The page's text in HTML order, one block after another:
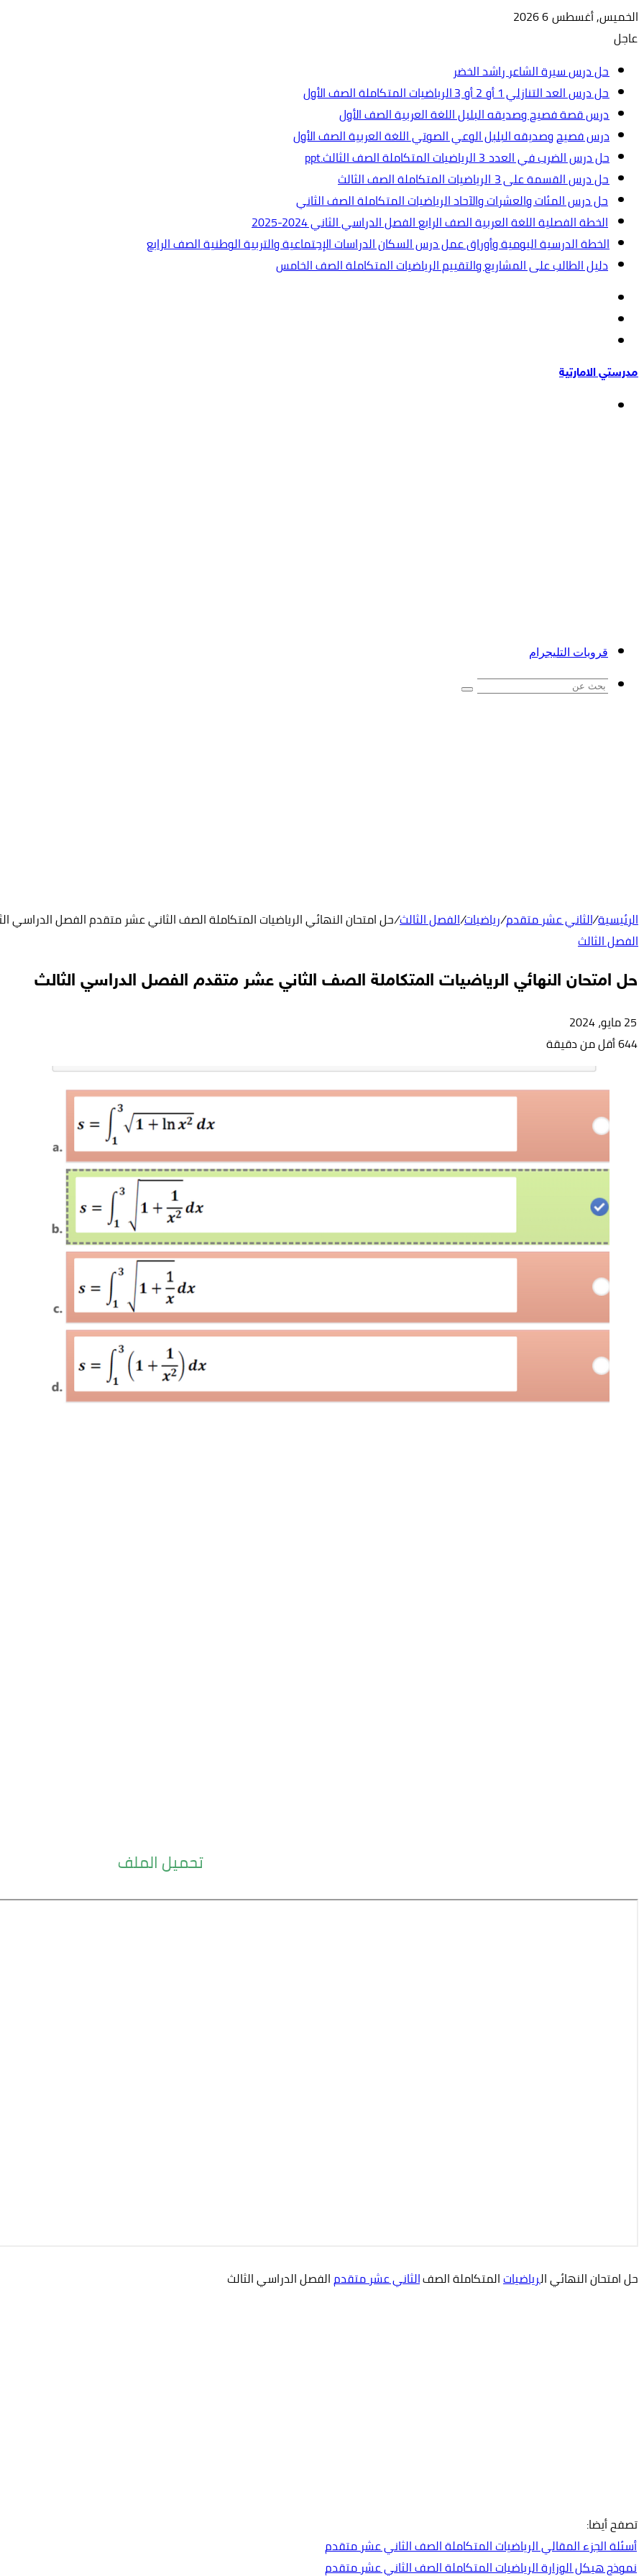
الخميس, أغسطس 6 2026
عاجل
حل درس سيرة الشاعر راشد الخضر
حل درس العد التنازلي 1 أو 2 أو 3 الرياضيات المتكاملة الصف الأول
درس قصة فصيح وصديقه البلبل اللغة العربية الصف الأول
درس فصيح وصديقه البلبل الوعي الصوتي اللغة العربية الصف الأول
حل درس الضرب في العدد 3 الرياضيات المتكاملة الصف الثالث.ppt
حل درس القسمة على 3 الرياضيات المتكاملة الصف الثالث
حل درس المئات والعشرات والآحاد الرياضيات المتكاملة الصف الثاني
الخطة الفصلية اللغة العربية الصف الرابع الفصل الدراسي الثاني 2024-2025
الخطة الدرسية اليومية وأوراق عمل درس السكان الدراسات الإجتماعية والتربية الوطنية الصف الرابع
دليل الطالب على المشاريع والتقييم الرياضيات المتكاملة الصف الخامس
عمود
جانبي
مدرستي الامارتية
قروبات التليجرام
بحث
الرئيسية/الثاني عشر متقدم/رياضيات/الفصل الثالث/حل امتحان النهائي الرياضيات المتكاملة الصف الثاني عشر متقدم الفصل الدراسي
الفصل الثالث
حل امتحان النهائي الرياضيات المتكاملة الصف الثاني عشر متقدم الفصل الدراسي الثالث
25 مايو، 2024
644أقل من دقيقة
تحميل الملف
حل امتحان النهائي الرياضياتالمتكاملة الصفالثاني عشر متقدمالفصل الدراسي الثالث
تصفح أيضا:
أسئلة الجزء المقالي الرياضيات المتكاملة الصف الثاني عشر متقدم
نموذج هيكل الوزارة الرياضيات المتكاملة الصف الثاني عشر متقدم